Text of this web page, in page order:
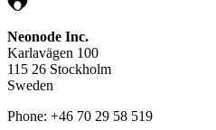
Neonode Inc.
Karlavägen 100
115 26 Stockholm
Sweden
Phone: +46 70 29 58 519